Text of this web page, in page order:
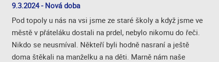
9.3.2024 - Nová doba
Pod topoly u nás na vsi jsme ze staré školy a když jsme ve
městě v přáteláku dostali na prdel, nebylo nikomu do řeči.
Nikdo se neusmíval. Někteří byli hodně nasraní a ještě
doma štěkali na manželku a na děti. Marně nám naše